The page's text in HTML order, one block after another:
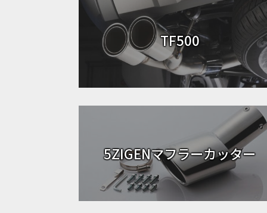
TF500
5ZIGENマフラーカッター